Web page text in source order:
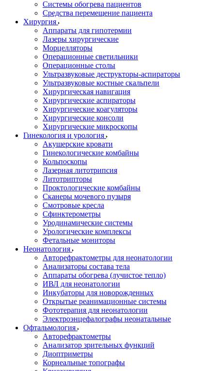
Системы обогрева пациентов
Средства перемещение пациента
Хирургия
Аппараты для гипотермии
Лазеры хирургические
Морцелляторы
Операционные светильники
Операционные столы
Ультразвуковые деструкторы-аспираторы
Ультразвуковые костные скальпели
Хирургическая навигация
Хирургические аспираторы
Хирургические коагуляторы
Хирургические консоли
Хирургические микроскопы
Гинекология и урология
Акушерские кровати
Гинекологические комбайны
Кольпоскопы
Лазерная литотрипсия
Литотрипторы
Проктологические комбайны
Сканеры мочевого пузыря
Смотровые кресла
Сфинктерометры
Уродинамические системы
Урологические комплексы
Фетальные мониторы
Неонатология
Авторефрактометры для неонатологии
Анализаторы состава тела
Аппараты обогрева (лучистое тепло)
ИВЛ для неонатологии
Инкубаторы для новорожденных
Открытые реанимационные системы
Фототерапия для неонатологии
Электроэнцефалографы неонатальные
Офтальмология
Авторефрактометры
Анализатор зрительных функций
Диоптриметры
Корнеальные топографы